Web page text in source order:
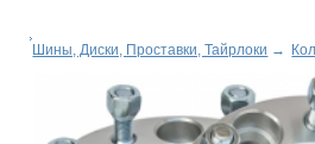
Шины, Диски, Проставки, Тайрлоки →